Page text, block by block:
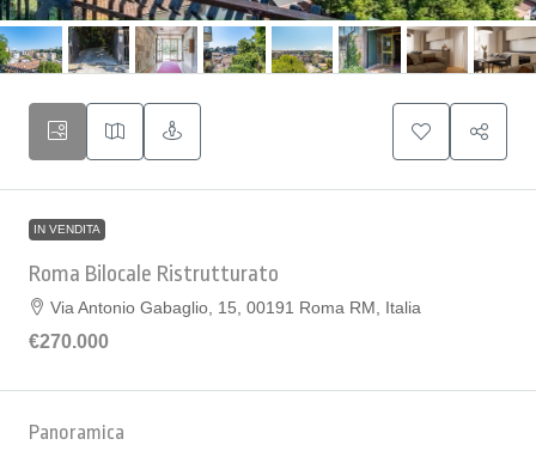
IN VENDITA
Roma Bilocale Ristrutturato
Via Antonio Gabaglio, 15, 00191 Roma RM, Italia
€270.000
Panoramica